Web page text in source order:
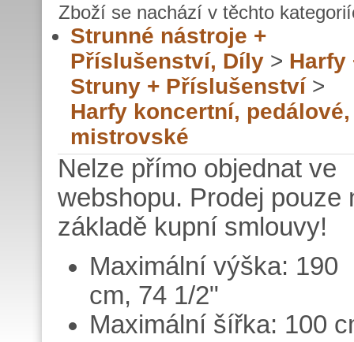
Zboží se nachází v těchto
Strunné nástroje +
Příslušenství, Díly > Harfy
Struny + Příslušenství >
Harfy koncertní, pedálové,
mistrovské
Nelze přímo objednat ve
webshopu. Prodej pouze
základě kupní smlouvy!
Maximální výška: 190
cm, 74 1/2"
Maximální šířka: 100